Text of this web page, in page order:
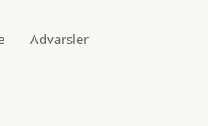
Advarsler